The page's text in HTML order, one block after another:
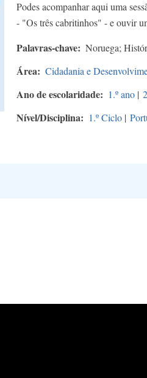
Podes acompanhar aqui uma
- "Os três cabritinhos" - e ouvir
Palavras-chave Noruega;
Área Cidadania e
Ano de escolaridade 1.º ano |
Nível/Disciplina 1.º Ciclo |